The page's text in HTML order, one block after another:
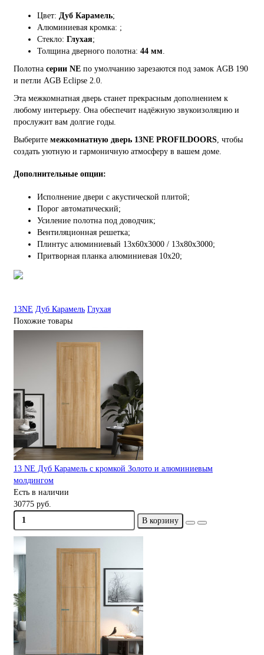
Цвет: Дуб Карамель;
Алюминиевая кромка: ;
Стекло: Глухая;
Толщина дверного полотна: 44 мм
Полотна серии NE по умолчанию зарезаются под замок AGB 190
и петли AGB Eclipse 2.0.
Эта межкомнатная дверь станет прекрасным дополнением к
любому интерьеру. Она обеспечит надёжную звукоизоляцию и
прослужит вам долгие годы.
Выберите межкомнатную дверь 13NE PROFILDOORS , чтобы
создать уютную и гармоничную атмосферу в вашем доме.
Дополнительные опции:
Исполнение двери с акустической плитой;
Порог автоматический;
Усиление полотна под доводчик;
Вентиляционная решетка;
Плинтус алюминиевый 13х60х3000 / 13х80х3000;
Притворная планка алюминиевая 10x20;
13NE Дуб Карамель Глухая
Похожие товары
13 NE Дуб Карамель с кромкой Золото и алюминиевым
молдингом
Есть в наличии
30775 руб.
В корзину